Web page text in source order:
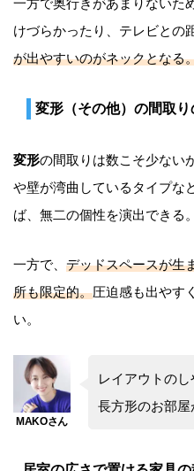
一方で奥行きがあまりないた
けづらかったり、テレビとの
が出やすいのがネックとなる
変形（その他）の間取り
変形の間取りは数こそ少ない
や壁が湾曲しているタイプな
ば、無二の個性を演出できる。
一方で、 デッドスペースが生
所も限定的。圧迫感も出やす
い。
レイアウトの
長方形のお部屋